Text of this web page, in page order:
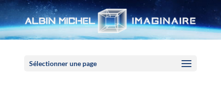
Sélectionner une page
Panneau de gestion des cookies